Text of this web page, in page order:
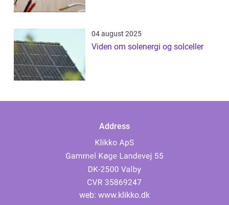
04 august 2025
Viden om solenergi og solceller
Address
web: www.klikko.dk